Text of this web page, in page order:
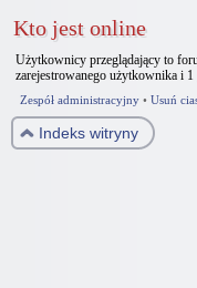
Kto jest online
Użytkownicy przeglądający to
zarejestrowanego użytkownika i 1
Zespół administracyjny • Usuń
Indeks witryny